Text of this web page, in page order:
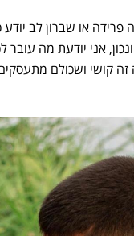
או שברון לב
אני יודעת מה
זה קושי ושכולם